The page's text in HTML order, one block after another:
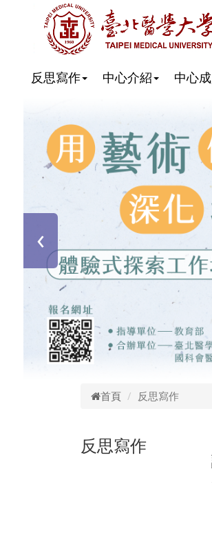
navigation
反思寫作 中心介紹 中心
‹
首頁 反思寫作
反思寫作